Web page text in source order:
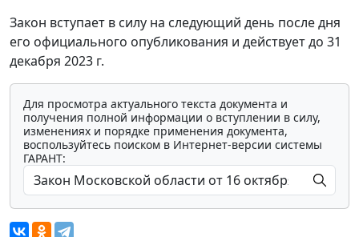
Закон вступает в силу на следующий день после дня
его официального опубликования и действует до 31
декабря 2023 г.
Для просмотра актуального текста документа и
получения полной информации о вступлении в силу,
изменениях и порядке применения документа,
воспользуйтесь поиском в Интернет-версии системы
ГАРАНТ: